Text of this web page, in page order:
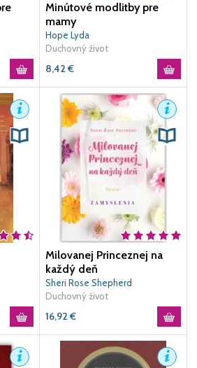
Minútové modlitby pre
mamy
Hope Lyda
Duchovný život
8,42 €
Milovanej Princeznej na
každý deň
Sheri Rose Shepherd
Duchovný život
16,92 €